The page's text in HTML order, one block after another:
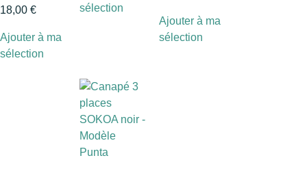
18,00 €
Ajouter à ma
sélection
sélection
Ajouter à ma
sélection